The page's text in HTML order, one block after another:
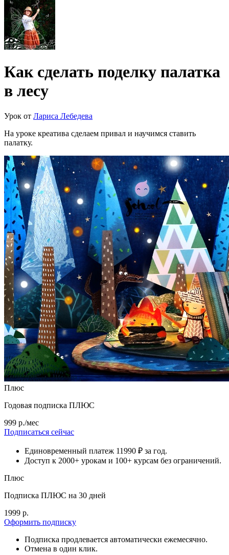
Как сделать поделку палатка
в лесу
Урок от Лариса Лебедева
На уроке креатива сделаем привал и научимся ставить
палатку.
Плюс
Годовая подписка ПЛЮС
999 р./мес
Подписаться сейчас
Единовременный платеж 11990 ₽ за год.
Доступ к 2000+ урокам и 100+ курсам без ограничений.
Плюс
Подписка ПЛЮС на 30 дней
1999 р.
Оформить подписку
Подписка продлевается автоматически ежемесячно.
Отмена в один клик.